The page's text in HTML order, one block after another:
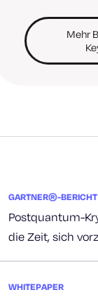
Mehr
GARTNER®-BERICHT
Postquantum-
die Zeit, sich
WHITEPAPER